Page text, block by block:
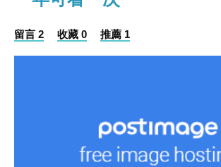
留言 2 收藏 0 推薦 1